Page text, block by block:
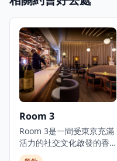
Room 3
Room 3是一間受東京充滿
活力的社交文化啟發的香
港都市美食酒吧，提供日